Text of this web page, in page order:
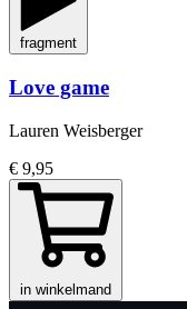
fragment
Love game
Lauren Weisberger
€ 9,95
in winkelmand